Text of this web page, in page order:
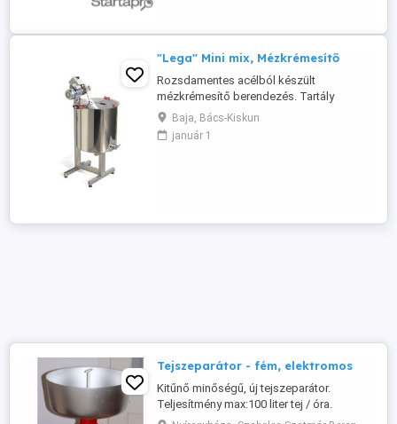
"Lega" Mini mix, Mézkrémesítő
Rozsdamentes acélból készült
mézkrémesítő berendezés. Tartály
kapacitása 100 kg, átmérője 470 mm,
magassága 500 mm. Leengedő csap 40
mm átmérőjű rozsdamentes csap a
Baja, Bács-Kiskun
január 1
Tejszeparátor - fém, elektromos
Kitűnő minőségű, új tejszeparátor.
Teljesítmény max:100 liter tej / óra.
Fordulat: 10-11 ezer / perc. Tejtartály: 10-